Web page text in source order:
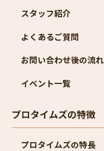
スタッフ紹介
よくあるご質問
お問い合わせ後の流れ
イベント一覧
プロタイムズの特徴
プロタイムズの特長